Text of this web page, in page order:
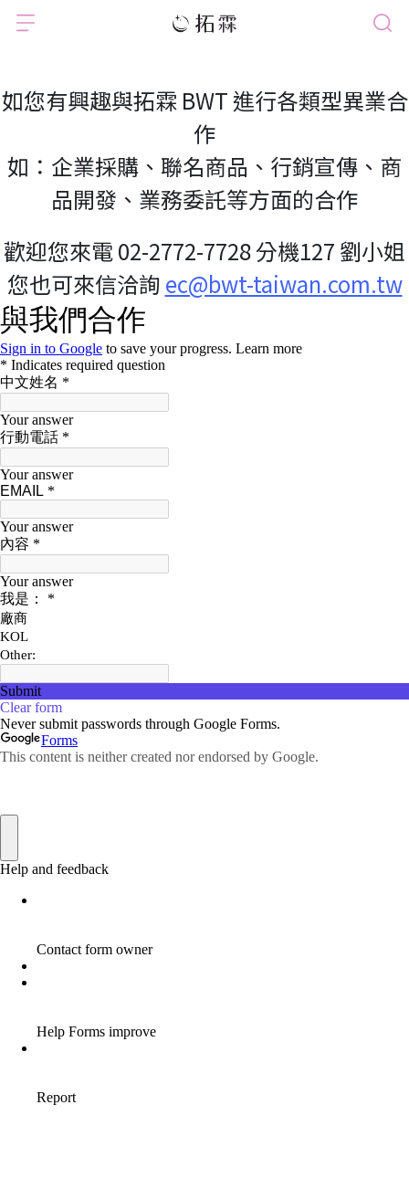
如您有興趣與拓霖 BWT 進行各類型異業合
作
如：企業採購、聯名商品、行銷宣傳、商
品開發、業務委託等方面的合作
歡迎您來電 02-2772-7728 分機127 劉小姐
您也可來信洽詢 ec@bwt-taiwan.com.tw